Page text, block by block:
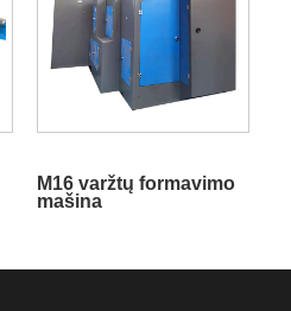
M16 varžtų formavimo
mašina